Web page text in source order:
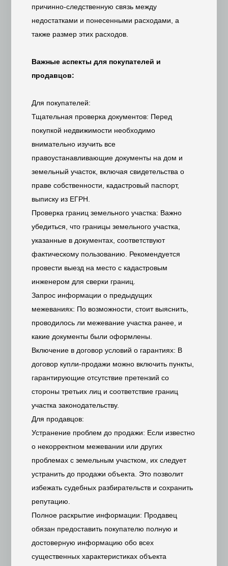
причинно-следственную связь между
недостатками и понесенными расходами, а
также размер этих расходов.
Важные аспекты для покупателей и
продавцов:
Для покупателей:
Тщательная проверка документов: Перед
покупкой недвижимости необходимо
внимательно изучить все
правоустанавливающие документы на дом и
земельный участок, включая свидетельства о
праве собственности, кадастровый паспорт,
выписку из ЕГРН.
Проверка границ земельного участка: Важно
убедиться, что границы земельного участка,
указанные в документах, соответствуют
фактическому пользованию. Рекомендуется
провести выезд на место с кадастровым
инженером для сверки границ.
Запрос информации о предыдущих
межеваниях: По возможности, стоит выяснить,
проводилось ли межевание участка ранее, и
какие документы были оформлены.
Включение в договор условий о гарантиях: В
договор купли-продажи можно включить пункты,
гарантирующие отсутствие претензий со
стороны третьих лиц и соответствие границ
участка законодательству.
Для продавцов:
Устранение проблем до продажи: Если известно
о некорректном межевании или других
проблемах с земельным участком, их следует
устранить до продажи объекта. Это позволит
избежать судебных разбирательств и сохранить
репутацию.
Полное раскрытие информации: Продавец
обязан предоставить покупателю полную и
достоверную информацию обо всех
существенных характеристиках объекта